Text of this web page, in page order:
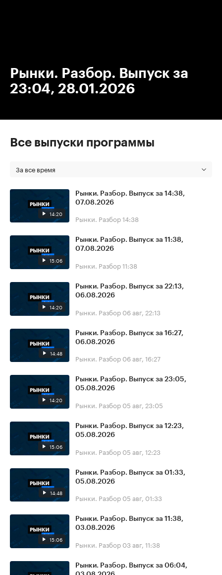
Рынки. Разбор. Выпуск за
23:04, 28.01.2026
Все выпуски программы
За все время
14:20
Рынки. Разбор. Выпуск за 14:38,
07.08.2026
Рынки. Разбор14:38
15:06
Рынки. Разбор. Выпуск за 11:38,
07.08.2026
Рынки. Разбор11:38
14:20
Рынки. Разбор. Выпуск за 22:13,
06.08.2026
Рынки. Разбор 06 авг, 22:13
14:48
Рынки. Разбор. Выпуск за 16:27,
06.08.2026
Рынки. Разбор 06 авг, 16:27
14:20
Рынки. Разбор. Выпуск за 23:05,
05.08.2026
Рынки. Разбор 05 авг, 23:05
15:06
Рынки. Разбор. Выпуск за 12:23,
05.08.2026
Рынки. Разбор 05 авг, 12:23
14:48
Рынки. Разбор. Выпуск за 01:33,
05.08.2026
Рынки. Разбор 05 авг, 01:33
15:06
Рынки. Разбор. Выпуск за 11:38,
03.08.2026
Рынки. Разбор 03 авг, 11:38
Рынки. Разбор. Выпуск за 06:04,